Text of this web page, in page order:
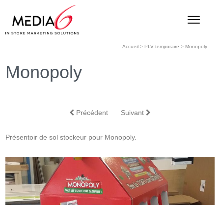
Accueil> PLV temporaire > Monopoly
Monopoly
Précédent Suivant
Présentoir de sol stockeur pour Monopoly.